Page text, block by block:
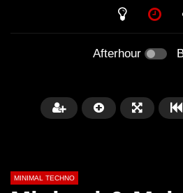
Afterhour
MINIMAL TECHNO